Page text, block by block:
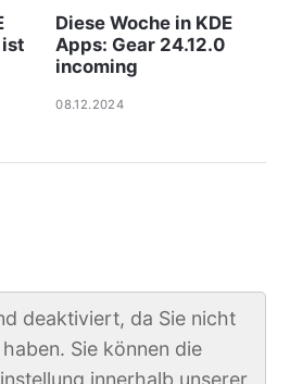
ist
Diese Woche in KDE
Apps: Gear 24.12.0
incoming
08.12.2024
deaktiviert, da Sie nicht
Sie können die
innerhalb unserer